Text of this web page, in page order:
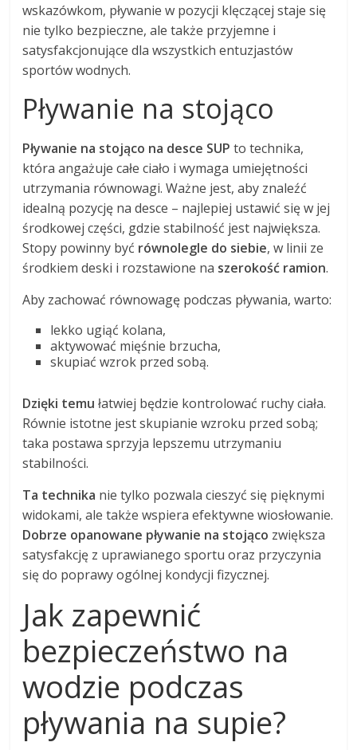
wskazówkom, pływanie w pozycji klęczącej staje się
nie tylko bezpieczne, ale także przyjemne i
satysfakcjonujące dla wszystkich entuzjastów
sportów wodnych.
Pływanie na stojąco
Pływanie na stojąco na desce SUP to technika,
która angażuje całe ciało i wymaga umiejętności
utrzymania równowagi. Ważne jest, aby znaleźć
idealną pozycję na desce – najlepiej ustawić się w jej
środkowej części, gdzie stabilność jest największa.
Stopy powinny być równolegle do siebie, w linii ze
środkiem deski i rozstawione na szerokość ramion.
Aby zachować równowagę podczas pływania, warto:
lekko ugiąć kolana,
aktywować mięśnie brzucha,
skupiać wzrok przed sobą.
Dzięki temu łatwiej będzie kontrolować ruchy ciała.
Równie istotne jest skupianie wzroku przed sobą;
taka postawa sprzyja lepszemu utrzymaniu
stabilności.
Ta technika nie tylko pozwala cieszyć się pięknymi
widokami, ale także wspiera efektywne wiosłowanie.
Dobrze opanowane pływanie na stojąco zwiększa
satysfakcję z uprawianego sportu oraz przyczynia
się do poprawy ogólnej kondycji fizycznej.
Jak zapewnić
bezpieczeństwo na
wodzie podczas
pływania na supie?